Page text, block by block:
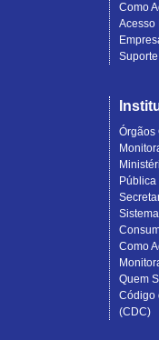
Como
Acesso
Suporte
Órgãos
Pública
Como
Quem
Código
(CDC)